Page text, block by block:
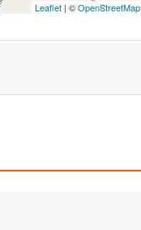
Leaflet | ©OpenStreetMap